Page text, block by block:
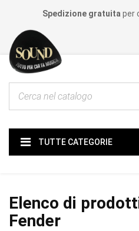
Spedizione gratuita per
TUTTE CATEGORIE
Elenco di
Fender